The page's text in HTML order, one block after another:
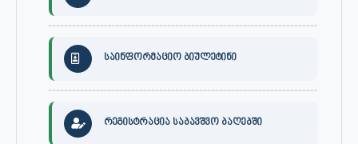
საინფორმაციო ბიულეტინი
რეგისტრაცია საბავშვო ბაღებში